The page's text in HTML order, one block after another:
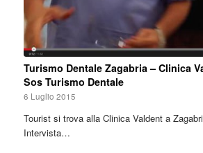
Turismo Dentale Zagabria – Clinica
Sos Turismo Dentale
6 Luglio 2015
Tourist si trova alla Clinica Valdent a
Intervista…